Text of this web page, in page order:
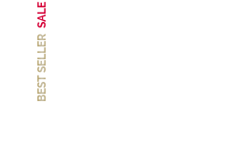
BEST SELLER
SALE